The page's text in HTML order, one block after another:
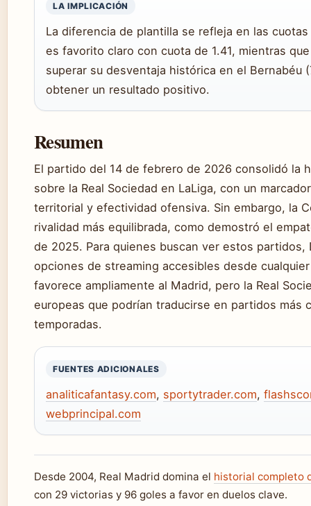
LA IMPLICACIÓN
La diferencia de plantilla se refleja en las
es favorito claro con cuota de 1.41, mientras
superar su desventaja histórica en el Bernabéu
obtener un resultado positivo.
Resumen
El partido del 14 de febrero de 2026 consolidó la
sobre la Real Sociedad en LaLiga, con un
territorial y efectividad ofensiva. Sin embargo, la
rivalidad más equilibrada, como demostró el
de 2025. Para quienes buscan ver estos partidos,
opciones de streaming accesibles desde
favorece ampliamente al Madrid, pero la Real
europeas que podrían traducirse en partidos más
temporadas.
FUENTES ADICIONALES
analiticafantasy.com, sportytrader.com,
webprincipal.com
Desde 2004, Real Madrid domina el historial completo
con 29 victorias y 96 goles a favor en duelos clave.